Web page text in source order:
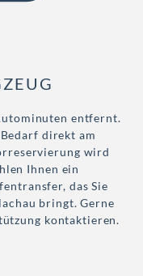
entfernt.
direkt am
wird
Ihnen ein
das Sie
bringt. Gerne
kontaktieren.